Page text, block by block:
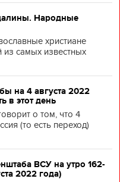
Народные
христиане
из самых известных
на 4 августа 2022
в этот день
о том, что 4
(то есть переход)
ВСУ на утро 162-
2022 года)